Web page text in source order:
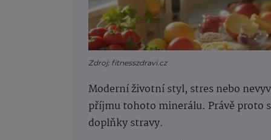
Zdroj: fitnesszdravi.cz
Moderní životní styl, stres nebo
příjmu tohoto minerálu. Právě proto
doplňky stravy.